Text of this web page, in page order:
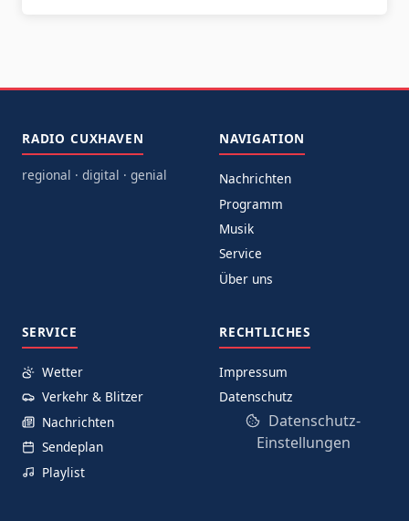
RADIO CUXHAVEN
regional · digital · genial
NAVIGATION
Nachrichten
Programm
Musik
Service
Über uns
SERVICE
Wetter
Verkehr & Blitzer
Nachrichten
Sendeplan
Playlist
RECHTLICHES
Impressum
Datenschutz
Datenschutz-
Einstellungen